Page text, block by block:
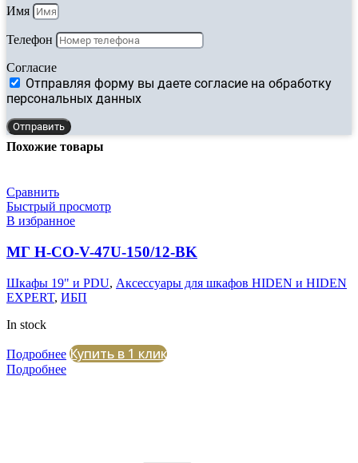
Имя
Телефон
Согласие
Отправляя форму вы даете согласие на обработку
персональных данных
Отправить
Похожие товары
Сравнить
Быстрый просмотр
В избранное
МГ H-CO-V-47U-150/12-BK
Шкафы 19" и PDU, Аксессуары для шкафов HIDEN и HIDEN
EXPERT, ИБП
In stock
Подробнее Купить в 1 клик
Подробнее